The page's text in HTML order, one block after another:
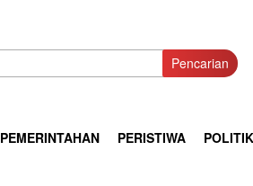
Pencarian
PEMERINTAHAN PERISTIWA POLITIK